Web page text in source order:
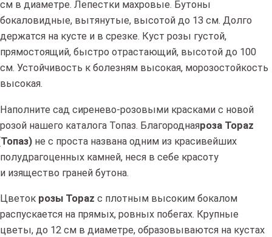
см в диаметре. Лепестки махровые. Бутоны
бокаловидные, вытянутые, высотой до 13 см. Долго
держатся на кусте и в срезке. Куст розы густой,
прямостоящий, быстро отрастающий, высотой до 100
см. Устойчивость к болезням высокая, морозостойкость
высокая.
Наполните сад сиренево-розовыми красками с новой
розой нашего каталога Топаз. Благороднаяроза Topaz
) не с проста названа одним из красивейших
полудрагоценных камней, неся в себе красоту
и изящество граней бутона.
Цветок розы Topaz с плотным высоким бокалом
распускается на прямых, ровных побегах. Крупные
цветы, до 12 см в диаметре, образовываются на кустах